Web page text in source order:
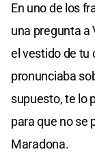
En uno de los
una pregunta a
el vestido de tu
pronunciaba
supuesto, te lo
para que no se
Maradona.